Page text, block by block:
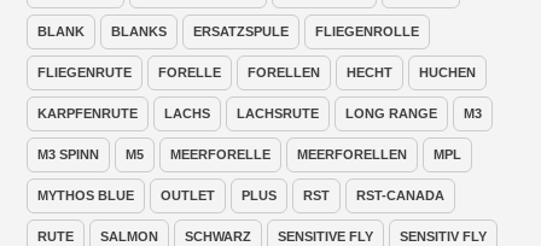
BLANK BLANKS ERSATZSPULE FLIEGENROLLE
FLIEGENRUTE FORELLE FORELLEN HECHT HUCHEN
KARPFENRUTE LACHS LACHSRUTE LONG RANGE M3
M3 SPINN M5 MEERFORELLE MEERFORELLEN MPL
MYTHOS BLUE OUTLET PLUS RST RST-CANADA
RUTE SALMON SCHWARZ SENSITIVE FLY SENSITIV FLY